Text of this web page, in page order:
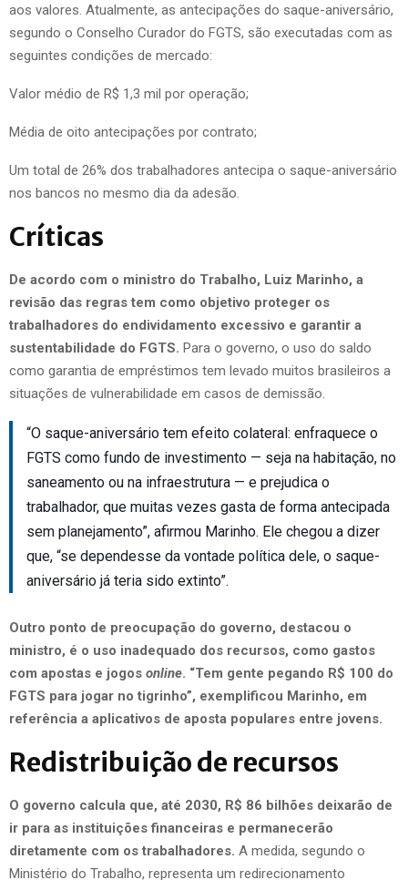
aos valores. Atualmente, as antecipações do saque-aniversário,
segundo o Conselho Curador do FGTS, são executadas com as
seguintes condições de mercado:
Valor médio de R$ 1,3 mil por operação;
Média de oito antecipações por contrato;
Um total de 26% dos trabalhadores antecipa o saque-aniversário
nos bancos no mesmo dia da adesão.
Críticas
De acordo com o ministro do Trabalho, Luiz Marinho, a
revisão das regras tem como objetivo proteger os
trabalhadores do endividamento excessivo e garantir a
sustentabilidade do FGTS. Para o governo, o uso do saldo
como garantia de empréstimos tem levado muitos brasileiros a
situações de vulnerabilidade em casos de demissão.
“O saque-aniversário tem efeito colateral: enfraquece o
FGTS como fundo de investimento — seja na habitação, no
saneamento ou na infraestrutura — e prejudica o
trabalhador, que muitas vezes gasta de forma antecipada
sem planejamento”, afirmou Marinho. Ele chegou a dizer
que, “se dependesse da vontade política dele, o saque-
aniversário já teria sido extinto”.
Outro ponto de preocupação do governo, destacou o
ministro, é o uso inadequado dos recursos, como gastos
com apostas e jogos online. “Tem gente pegando R$ 100 do
FGTS para jogar no tigrinho”, exemplificou Marinho, em
referência a aplicativos de aposta populares entre jovens.
Redistribuição de recursos
O governo calcula que, até 2030, R$ 86 bilhões deixarão de
ir para as instituições financeiras e permanecerão
diretamente com os trabalhadores. A medida, segundo o
Ministério do Trabalho, representa um redirecionamento